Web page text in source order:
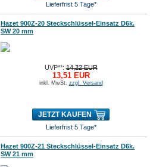
Lieferfrist 5 Tage*
Hazet 900Z-20 Steckschlüssel-Einsatz D6k.
SW 20 mm
UVP**:14,22 EUR
13,51 EUR
inkl. MwSt. zzgl. Versand
JETZT KAUFEN
Lieferfrist 5 Tage*
Hazet 900Z-21 Steckschlüssel-Einsatz D6k.
SW 21 mm